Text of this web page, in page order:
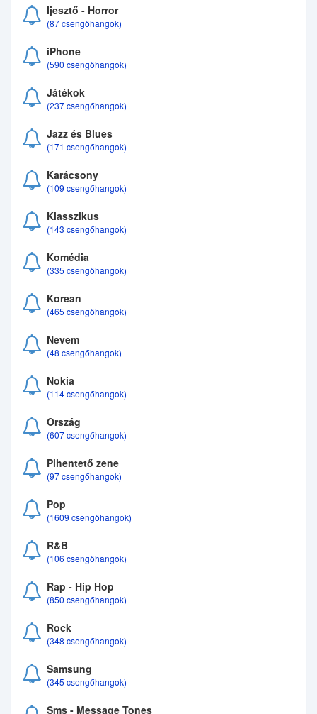
Ijesztő - Horror
(87 csengőhangok)
iPhone
(590 csengőhangok)
Játékok
(237 csengőhangok)
Jazz és Blues
(171 csengőhangok)
Karácsony
(109 csengőhangok)
Klasszikus
(143 csengőhangok)
Komédia
(335 csengőhangok)
Korean
(465 csengőhangok)
Nevem
(48 csengőhangok)
Nokia
(114 csengőhangok)
Ország
(607 csengőhangok)
Pihentető zene
(97 csengőhangok)
Pop
(1609 csengőhangok)
R&B
(106 csengőhangok)
Rap - Hip Hop
(850 csengőhangok)
Rock
(348 csengőhangok)
Samsung
(345 csengőhangok)
Sms - Message Tones